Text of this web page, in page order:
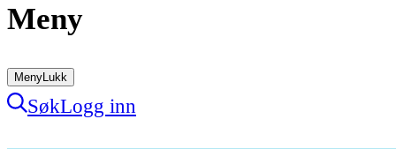
Meny
MenyLukk
SøkLogg inn